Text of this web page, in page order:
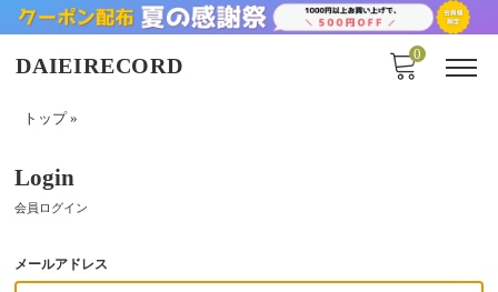
DAIEIRECORD 0
トップ»
Login
会員ログイン
メールアドレス